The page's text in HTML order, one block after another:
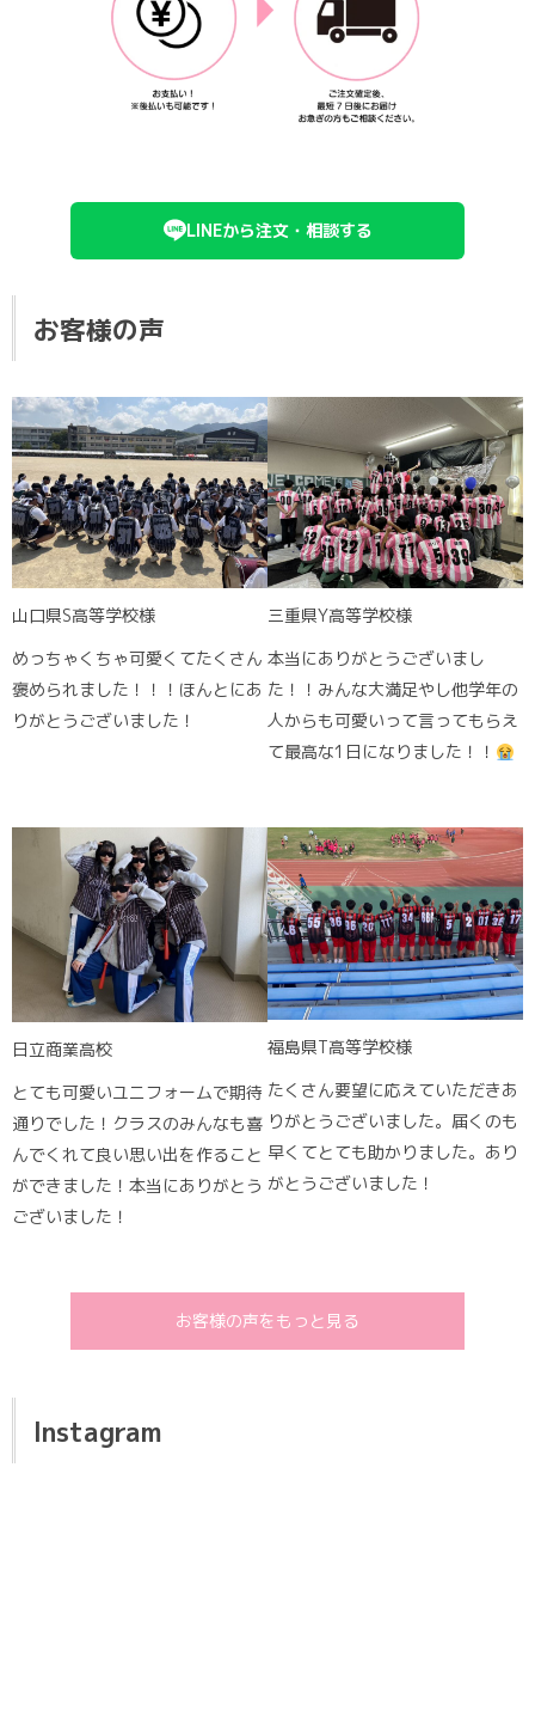
LINEから注文・相談する
お客様の声
山口県S高等学校様
めっちゃくちゃ可愛くてたくさん
褒められました！！！ほんとにあ
りがとうございました！
三重県Y高等学校様
本当にありがとうございまし
た！！みんな大満足やし他学年の
人からも可愛いって言ってもらえ
て最高な1日になりました！！
日立商業高校
とても可愛いユニフォームで期待
通りでした！クラスのみんなも喜
んでくれて良い思い出を作ること
ができました！本当にありがとう
ございました！
福島県T高等学校様
たくさん要望に応えていただきあ
りがとうございました。届くのも
早くてとても助かりました。あり
がとうございました！
お客様の声をもっと見る
Instagram